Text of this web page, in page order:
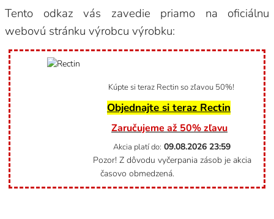
Tento odkaz vás zavedie priamo na oficiálnu
webovú stránku výrobcu výrobku:
Kúpte si teraz Rectin so zľavou 50%!
Objednajte si teraz Rectin
Zaručujeme až 50% zľavu
Akcia platí do: 09.08.2026 23:59
Pozor! Z dôvodu vyčerpania zásob je akcia
časovo obmedzená.